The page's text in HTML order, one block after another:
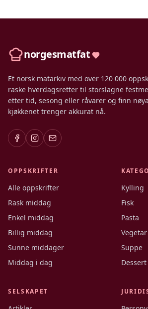
norgesmatfat
Et norsk matarkiv med over 120 000
raske hverdagsretter til storslagne
etter tid, sesong eller råvarer og finn
kjøkkenet trenger akkurat nå.
OPPSKRIFTER
Alle oppskrifter
Rask middag
Enkel middag
Billig middag
Sunne middager
Middag i dag
Kylling
Fisk
Pasta
Vegetar
Suppe
Dessert
SELSKAPET